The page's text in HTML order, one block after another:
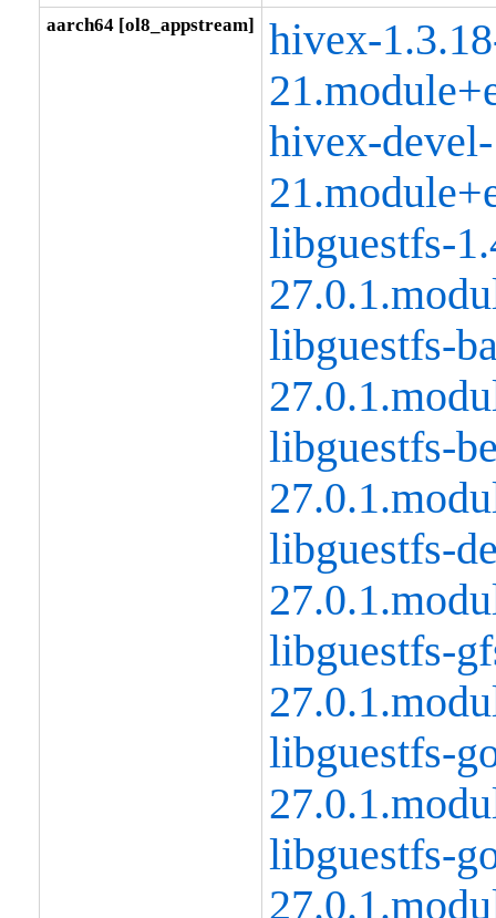
aarch64 [ol8_appstream]
hivex-
hivex-
libguestfs-
libguestfs-
libguestfs-
libguestfs-
libguestfs-
libguestfs-
libguestfs-